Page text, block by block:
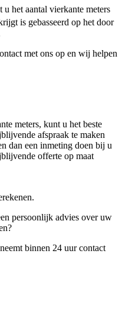
het aantal vierkante meters
is gebasseerd op het door
met ons op en wij helpen
meters, kunt u het beste
afspraak te maken
dan een inmeting doen bij u
offerte op maat
persoonlijk advies over uw
binnen 24 uur contact